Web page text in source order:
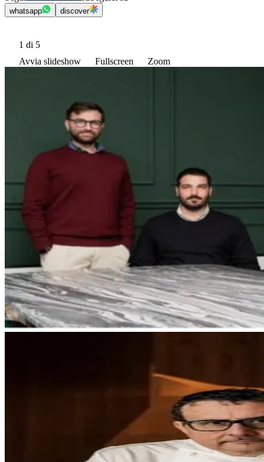
whatsapp discover
1 di 5
Avvia slideshow
Fullscreen Zoom